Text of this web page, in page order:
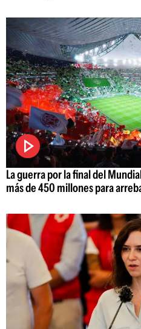
La guerra por la final del
más de 450 millones para